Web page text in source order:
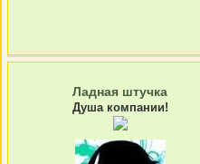
Ладная штучка
Душа компании!